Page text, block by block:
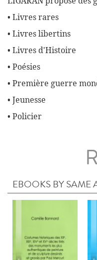
• Livres rares
• Livres libertins
• Livres d'Histoire
• Poésies
• Première guerre
• Jeunesse
• Policier
EBOOKS BY SAME